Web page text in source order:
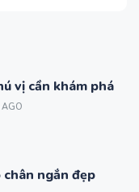
vị cần khám phá
AGO
chân ngắn đẹp